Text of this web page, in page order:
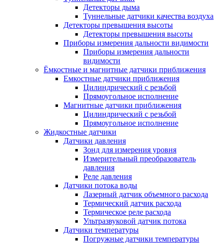
Детекторы дыма
Туннельные датчики качества воздуха
Детекторы превышения высоты
Детекторы превышения высоты
Приборы измерения дальности видимости
Приборы измерения дальности
видимости
Ёмкостные и магнитные датчики приближения
Емкостные датчики приближения
Цилиндрический с резьбой
Прямоугольное исполнение
Магнитные датчики приближения
Цилиндрический с резьбой
Прямоугольное исполнение
Жидкостные датчики
Датчики давления
Зонд для измерения уровня
Измерительный преобразователь
давления
Реле давления
Датчики потока воды
Лазерный датчик объемного расхода
Термический датчик расхода
Термическое реле расхода
Ультразвуковой датчик потока
Датчики температуры
Погружные датчики температуры